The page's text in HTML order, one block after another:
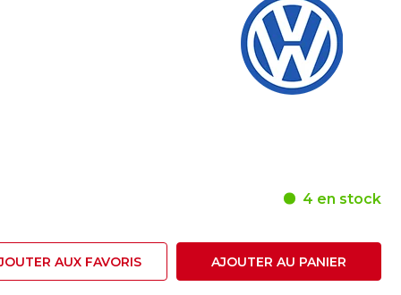
4 en stock
AUX FAVORIS AJOUTER AU PANIER